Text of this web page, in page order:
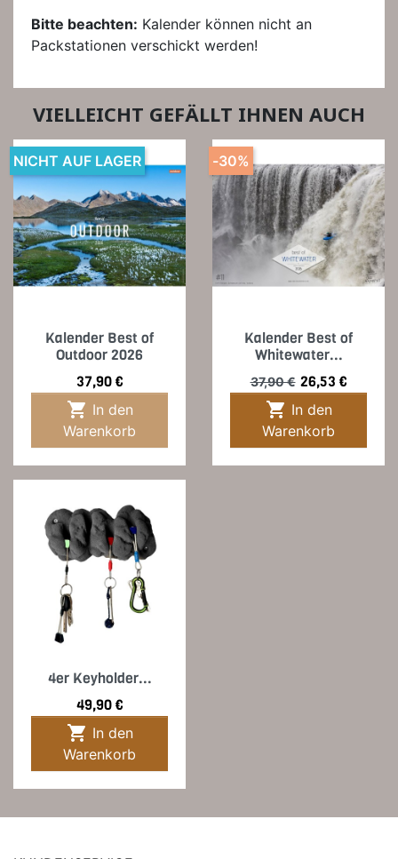
Bitte beachten: Kalender können nicht an
Packstationen verschickt werden!
VIELLEICHT GEFÄLLT IHNEN AUCH
Kalender Best of
Outdoor 2026
Preis
37,90 €

Warenkorb
NICHT AUF LAGER
Kalender Best of
Whitewater...
Verkaufspreis
37,90 € Preis
26,53 €

Warenkorb
-30%
4er Keyholder...
Preis
49,90 €

Warenkorb